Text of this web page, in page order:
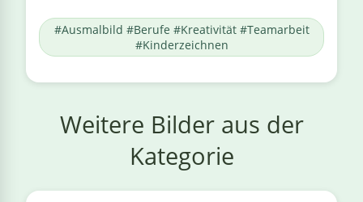
#Ausmalbild #Berufe #Kreativität #Teamarbeit
#Kinderzeichnen
Weitere Bilder aus der
Kategorie